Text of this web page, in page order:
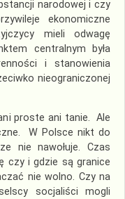
narodowej i czy
ekonomiczne
mieli odwagę
centralnym była
i stanowienia
nieograniczonej
proste ani tanie. Ale
W Polsce nikt do
nie nawołuje. Czas
czy i gdzie są granice
nie wolno. Czy na
socjaliści mogli